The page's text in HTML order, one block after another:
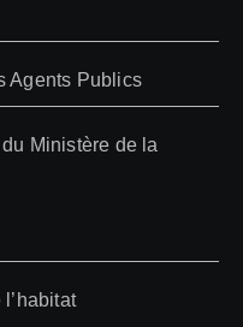
Agents Publics
Ministère de la